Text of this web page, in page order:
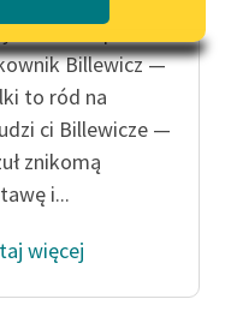
pan
Billewicz —
to ród na
ci Billewicze —
znikomą
i...
więcej